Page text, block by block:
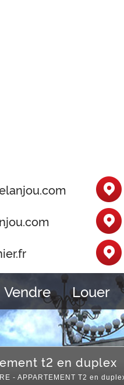
Vendre Louer
t2 en duplex
- APPARTEMENT T2 en